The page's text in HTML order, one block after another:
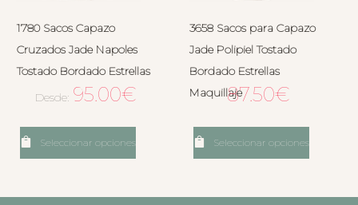
1780 Sacos Capazo
Cruzados Jade Napoles
Tostado Bordado Estrellas
Desde: 95.00€
Seleccionar opciones
3658 Sacos para Capazo
Jade Polipiel Tostado
Bordado Estrellas
Maquillaje87.50€
Seleccionar opciones